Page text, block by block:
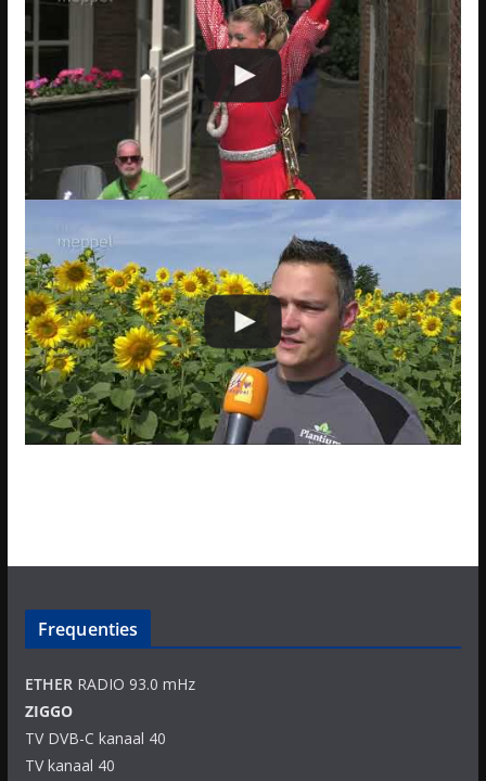
Frequenties
ETHERRADIO 93.0 mHz
ZIGGO
TV DVB-C kanaal 40
TV kanaal 40